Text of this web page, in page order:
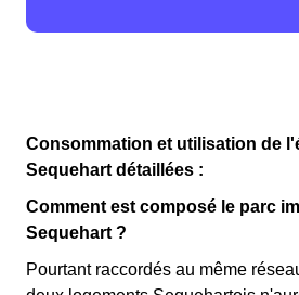
Consommation et utilisation de
Sequehart détaillées :
Comment est composé le parc
Sequehart ?
Pourtant raccordés au même